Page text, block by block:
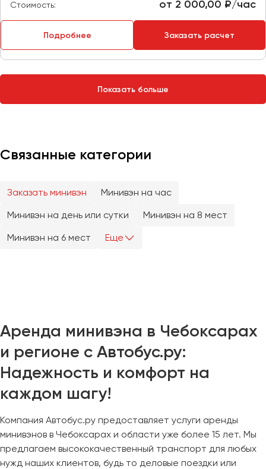
Стоимость: от 2 000,00 ₽/час
Подробнее Заказать расчет
Показать больше
Связанные категории
Заказать минивэн
Минивэн на час
Минивэн на день или сутки
Минивэн на 8 мест
Минивэн на 6 мест
Еще
Аренда минивэна в Чебоксарах
и регионе с Автобус.ру:
Надежность и комфорт на
каждом шагу!
Компания Автобус.ру предоставляет услуги аренды
минивэнов в Чебоксарах и области уже более 15 лет. Мы
предлагаем высококачественный транспорт для любых
нужд наших клиентов, будь то деловые поездки или
Тольятти
Уфа
Феодосия
Якутск
Ялта
Ярославль